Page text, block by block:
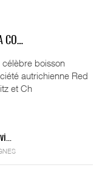
CO…
boisson
autrichienne Red
et Ch